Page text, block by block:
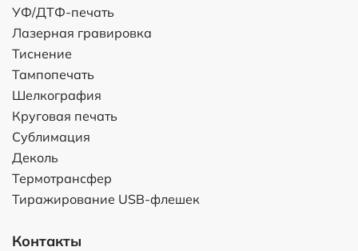
УФ/ДТФ-печать
Лазерная гравировка
Тиснение
Тампопечать
Шелкография
Круговая печать
Сублимация
Деколь
Термотрансфер
Тиражирование USB-флешек
Контакты